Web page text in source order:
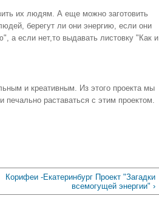
их людям. А еще можно заготовить
берегут ли они энергию, если они
а если нет,то выдавать листовку "Как и
и креативным. Из этого проекта мы
раставаться с этим проектом.
Корифеи -Екатеринбург Проект "Загадки
всемогущей энергии" ›